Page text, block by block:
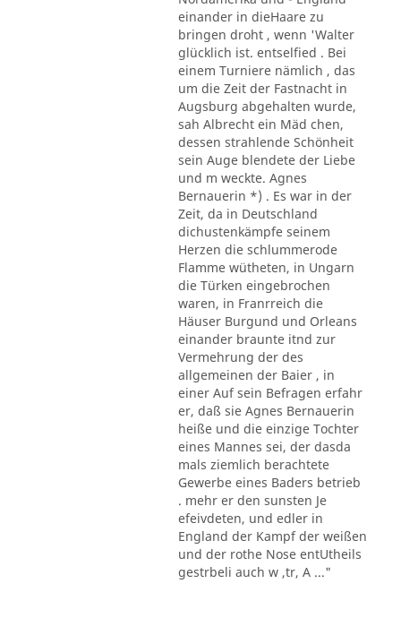
einander in dieHaare zu
bringen droht , wenn 'Walter
glücklich ist. entselfied . Bei
einem Turniere nämlich , das
um die Zeit der Fastnacht in
Augsburg abgehalten wurde,
sah Albrecht ein Mäd chen,
dessen strahlende Schönheit
sein Auge blendete der Liebe
und m weckte. Agnes
Bernauerin *) . Es war in der
Zeit, da in Deutschland
dichustenkämpfe seinem
Herzen die schlummerode
Flamme wütheten, in Ungarn
die Türken eingebrochen
waren, in Franrreich die
Häuser Burgund und Orleans
einander braunte itnd zur
Vermehrung der des
allgemeinen der Baier , in
einer Auf sein Befragen erfahr
er, daß sie Agnes Bernauerin
heiße und die einzige Tochter
eines Mannes sei, der dasda
mals ziemlich berachtete
Gewerbe eines Baders betrieb
. mehr er den sunsten Je
efeivdeten, und edler in
England der Kampf der weißen
und der rothe Nose entUtheils
gestrbeli auch w ,tr, A ..."